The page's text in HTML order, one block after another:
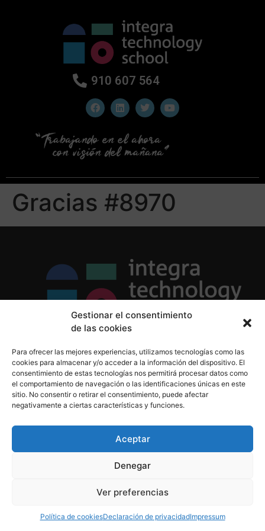
Gestionar el consentimiento
de las cookies
Para ofrecer las mejores experiencias, utilizamos tecnologías como las
cookies para almacenar y/o acceder a la información del dispositivo. El
consentimiento de estas tecnologías nos permitirá procesar datos como
el comportamiento de navegación o las identificaciones únicas en este
sitio. No consentir o retirar el consentimiento, puede afectar
negativamente a ciertas características y funciones.
Aceptar
Denegar
Ver preferencias
Política de cookiesDeclaración de privacidadImpressum
910 607 564
Gracias #8970
Política de Cookies
Aviso Legal
910 607 564
derechos reservados